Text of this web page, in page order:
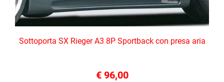
Sottoporta SX Rieger A3 8P Sportback con presa aria
€ 96,00